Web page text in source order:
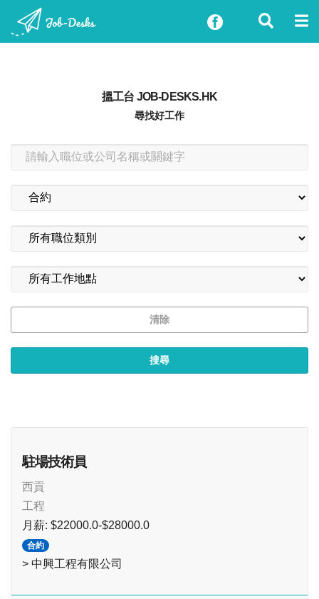
搵工台 JOB-DESKS.HK
尋找好工作
清除
駐場技術員
西貢
工程
月薪: $22000.0-$28000.0
合約
> 中興工程有限公司